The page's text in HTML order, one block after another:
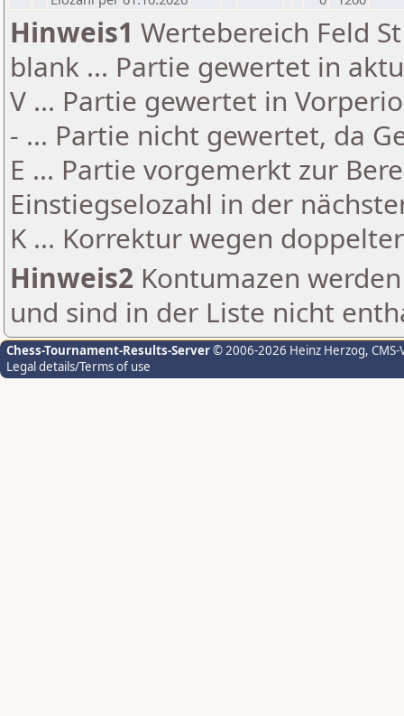
Hinweis1 Wertebereich Feld
blank ... Partie gewertet in
V ... Partie gewertet in
- ... Partie nicht gewertet, da
E ... Partie vorgemerkt zur
Einstiegselozahl in der
K ... Korrektur wegen
Hinweis2 Kontumazen
und sind in der Liste nicht
Chess-Tournament-Results-Server© 2006-2026 Heinz Herzog,
Legal details/Terms of use